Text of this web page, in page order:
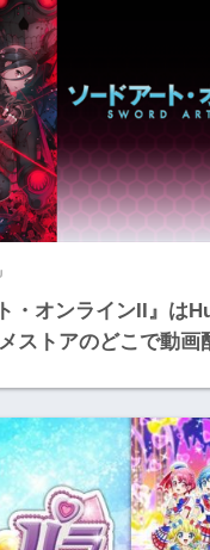
・オンラインII』は
ストアのどこで動画